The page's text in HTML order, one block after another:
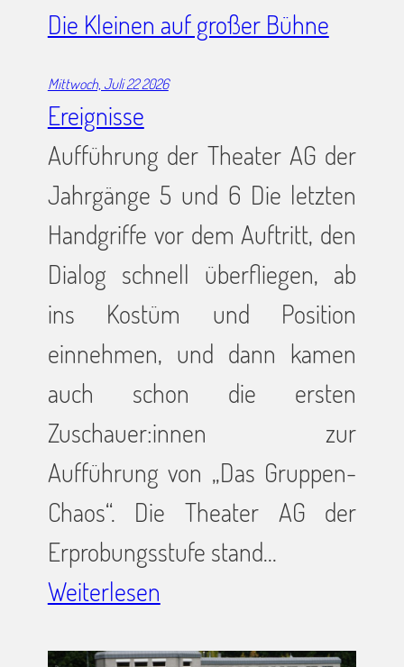
Die Kleinen auf großer Bühne
Mittwoch, Juli 22 2026
Ereignisse
Aufführung der Theater AG der
Jahrgänge 5 und 6 Die letzten
Handgriffe vor dem Auftritt, den
Dialog schnell überfliegen, ab
ins Kostüm und Position
einnehmen, und dann kamen
auch schon die ersten
Zuschauer:innen zur
Aufführung von „Das Gruppen-
Chaos“. Die Theater AG der
Erprobungsstufe stand…
Weiterlesen